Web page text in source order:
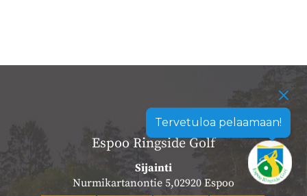
Tervetuloa pelaamaan!
Espoo Ringside Golf
Sijainti
Nurmikartanontie 5,02920 Espoo